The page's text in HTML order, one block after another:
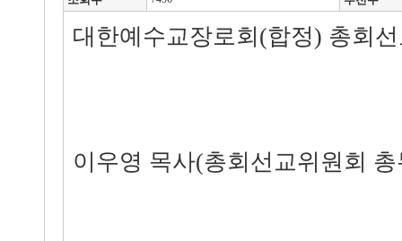
대한예수교장로회(합정) 총회
이우영 목사(총회선교위원회